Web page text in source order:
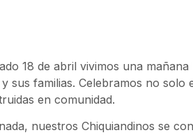
18 de abril vivimos una
sus familias. Celebramos no
en comunidad.
nuestros Chiquiandinos se